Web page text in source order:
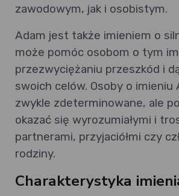
zawodowym, jak i osobistym.
Adam jest także imieniem o
może pomóc osobom o tym
przezwyciężaniu przeszkód i
swoich celów. Osoby o imieniu
zwykle zdeterminowane, ale
okazać się wyrozumiałymi i
partnerami, przyjaciółmi czy
rodziny.
Charakterystyka